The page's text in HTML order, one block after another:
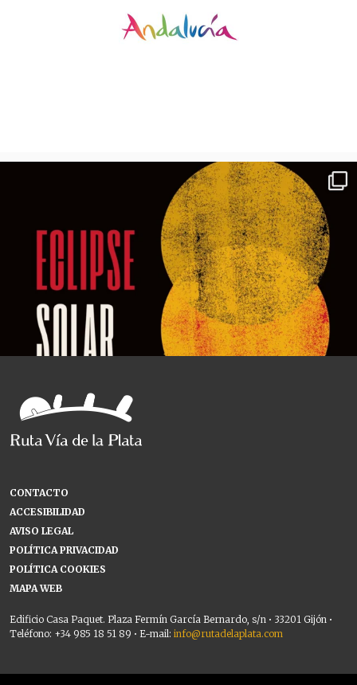
CONTACTO
ACCESIBILIDAD
AVISO LEGAL
POLÍTICA PRIVACIDAD
POLÍTICA COOKIES
MAPA WEB
Edificio Casa Paquet. Plaza Fermín García Bernardo, s/n • 33201 Gijón •
Teléfono: +34 985 18 51 89 • E-mail: info@rutadelaplata.com